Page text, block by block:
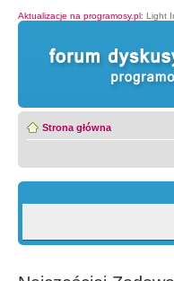
Aktualizacje na programosy.pl: Light
Strona główna